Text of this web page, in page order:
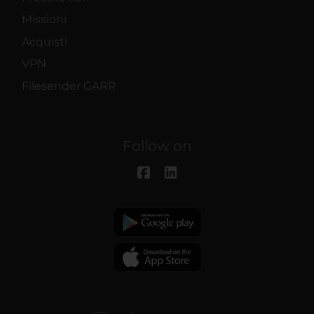
Missioni
Acquisti
VPN
Filesender GARR
Follow on